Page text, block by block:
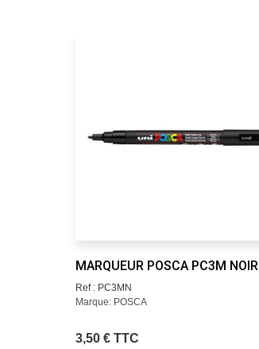
MARQUEUR POSCA PC3M NOIR
Ref : PC3MN
Marque: POSCA
3,50 € TTC